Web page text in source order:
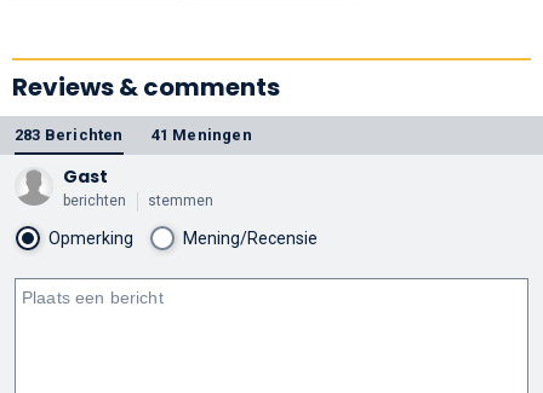
Reviews & comments
283 Berichten 41 Meningen
Gast
berichten stemmen
Opmerking Mening/Recensie